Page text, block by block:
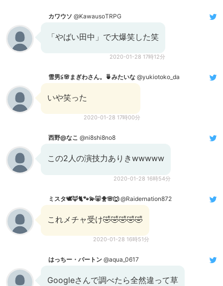
カワウソ @KawausoTRPG
「やばい田中」で大爆笑した笑
2020-01-28 17時12分
雪男≦🌸まぎわさん。🍵みたいな @yukiotoko_da
いや笑った
2020-01-28 17時00分
西野@なこ @ni8shi8no8
この2人の演技力ありきwwwww
2020-01-28 16時54分
ミスタ🕊🦊🐈🐾💫🐷🐥🌸🐺@Raidernation872
これメチャ受け🤣🤣🤣🤣🤣
2020-01-28 16時51分
はっちー・バートン @aqua_0617
Googleさんで調べたら全然違って草